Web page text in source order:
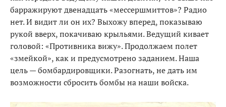
барражируют двенадцать «мессершмиттов»? Радио
нет. И видит ли он их? Выхожу вперед, показываю
рукой вверх, покачиваю крыльями. Ведущий кивает
головой: «Противника вижу». Продолжаем полет
«змейкой», как и предусмотрено заданием. Наша
цель — бомбардировщики. Разогнать, не дать им
возможности сбросить бомбы на наши войска.